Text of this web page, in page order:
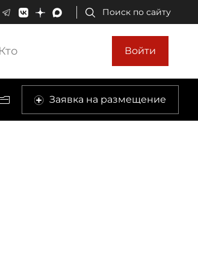
Поиск по сайту
Войти
Заявка на размещение